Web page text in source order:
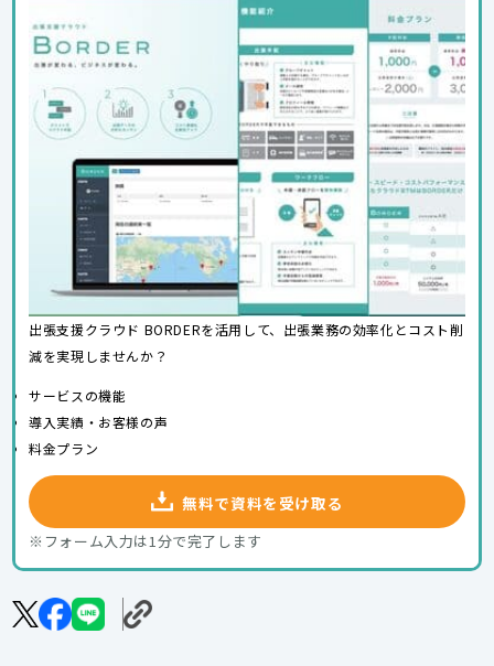
出張支援クラウド BORDERを活用して、出張業務の効率化とコスト削
減を実現しませんか？
サービスの機能
導入実績・お客様の声
料金プラン
無料で資料を受け取る
※フォーム入力は1分で完了します